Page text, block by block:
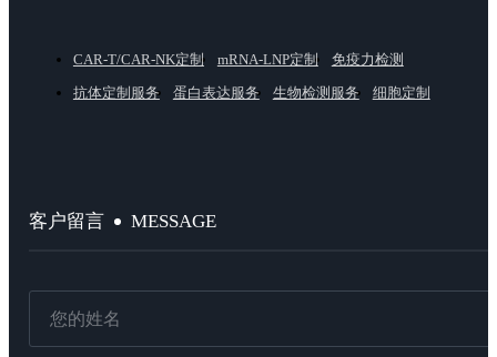
CAR-T/CAR-NK定制 mRNA-LNP定制
免疫力检测
抗体定制服务
蛋白表达服务 生物检测服务 细胞定制
客户留言 MESSAGE